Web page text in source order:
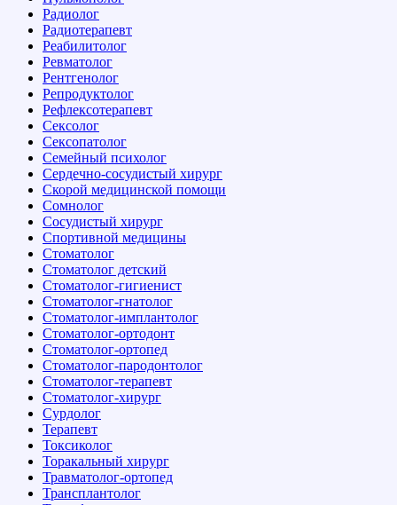
Радиолог
Радиотерапевт
Реабилитолог
Ревматолог
Рентгенолог
Репродуктолог
Рефлексотерапевт
Сексолог
Сексопатолог
Семейный психолог
Сердечно-сосудистый хирург
Скорой медицинской помощи
Сомнолог
Сосудистый хирург
Спортивной медицины
Стоматолог
Стоматолог детский
Стоматолог-гигиенист
Стоматолог-гнатолог
Стоматолог-имплантолог
Стоматолог-ортодонт
Стоматолог-ортопед
Стоматолог-пародонтолог
Стоматолог-терапевт
Стоматолог-хирург
Сурдолог
Терапевт
Токсиколог
Торакальный хирург
Травматолог-ортопед
Трансплантолог